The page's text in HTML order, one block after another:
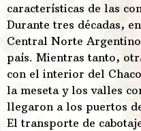
características de las
Durante tres décadas,
Central Norte
país. Mientras tanto,
con el interior del
la meseta y los valles
llegaron a los puertos
El transporte de